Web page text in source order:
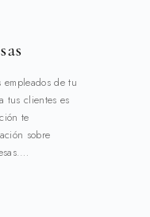
de tu
tus clientes es
te
sobre